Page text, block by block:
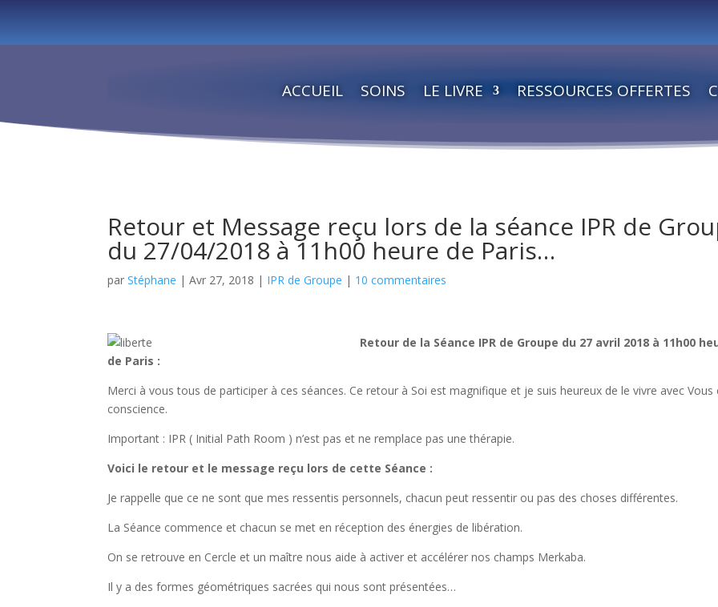
ACCUEIL SOINS LE LIVRE RESSOURCES OFFERTES
Retour et Message reçu lors de la séance IPR de
du 27/04/2018 à 11h00 heure de Paris…
parStéphane |Avr 27, 2018 | IPR de Groupe | 10 commentaires
Retour de la Séance IPR de Groupe du 27 avril 2018 à 11h00
de Paris :
Merci à vous tous de participer à ces séances. Ce retour à Soi est magnifique et je suis heureux de le vivre avec Vous
conscience.
Important : IPR ( Initial Path Room ) n’est pas et ne remplace pas une thérapie.
Voici le retour et le message reçu lors de cette Séance :
Je rappelle que ce ne sont que mes ressentis personnels, chacun peut ressentir ou pas des choses différentes.
La Séance commence et chacun se met en réception des énergies de libération.
On se retrouve en Cercle et un maître nous aide à activer et accélérer nos champs Merkaba.
Il y a des formes géométriques sacrées qui nous sont présentées…